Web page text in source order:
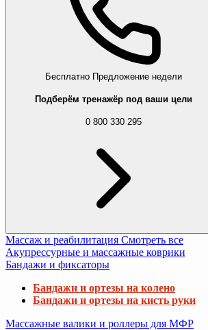
Бесплатно Предложение недели
Подберём тренажёр под ваши цели
0 800 330 295
Массаж и реабилитация Смотреть все
Акупрессурные и массажные коврики
Бандажи и фиксаторы
Бандажи и ортезы на колено
Бандажи и ортезы на кисть руки
Массажные валики и роллеры для МФР